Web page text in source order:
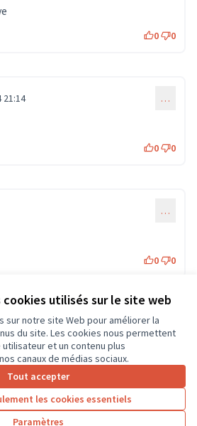
utilisés sur le site web
sur notre site Web pour améliorer la
du site. Les cookies nous permettent
et un contenu plus
canaux de médias sociaux.
Tout accepter
les cookies essentiels
Paramètres
0 0
21:14 …
0 0
…
0 0
le 01/12/2024 21:32
un compte